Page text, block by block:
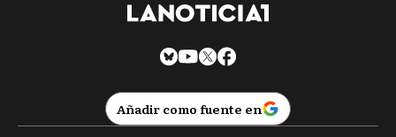
Añadir como fuente en